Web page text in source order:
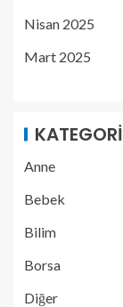
Nisan 2025
Mart 2025
KATEGORI
Anne
Bebek
Bilim
Borsa
Diğer